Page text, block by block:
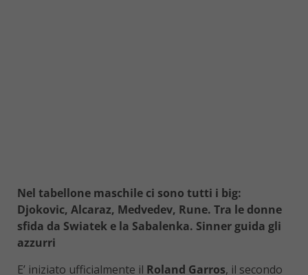
Nel tabellone maschile ci sono tutti i big:
Djokovic, Alcaraz, Medvedev, Rune. Tra le donne
sfida da Swiatek e la Sabalenka. Sinner guida gli
azzurri
E’ iniziato ufficialmente il Roland Garros, il secondo